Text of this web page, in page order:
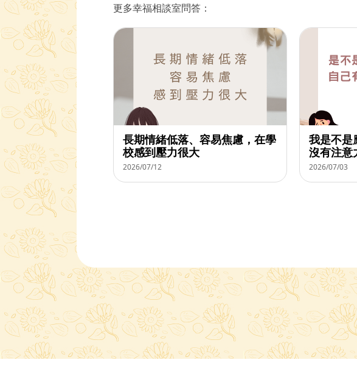
更多幸福相談室問答：
長期情緒低落、容易焦慮，在學
校感到壓力很大
2026/07/12
我是不是
沒有注意
2026/07/03